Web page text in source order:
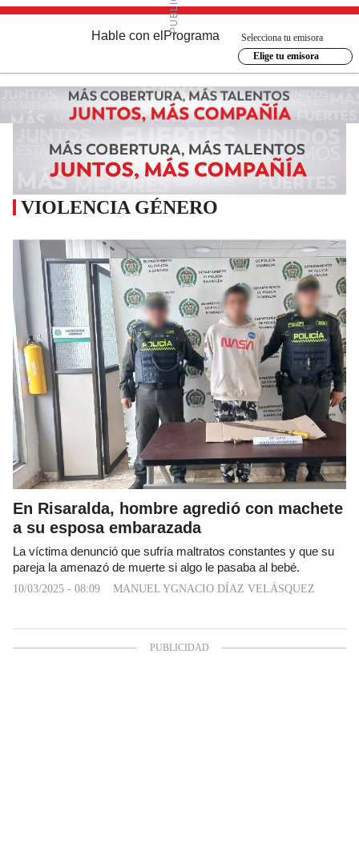
Hable con el Programa
Selecciona tu emisora
Elige tu emisora
VIOLENCIA GÉNERO
En Risaralda, hombre agredió con machete
a su esposa embarazada
La víctima denunció que sufría maltratos constantes y que su
pareja la amenazó de muerte si algo le pasaba al bebé.
10/03/2025 - 08:09 MANUEL YGNACIO DÍAZ VELÁSQUEZ